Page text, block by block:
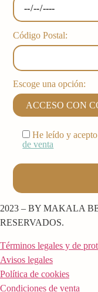
Código Postal:
Escoge una opción:
He leído y
de venta
2023 – BY MAKALA
RESERVADOS.
Términos legales y de
Avisos legales
Política de cookies
Condiciones de venta